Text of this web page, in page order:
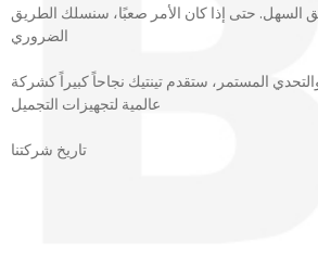
السهل. حتى إذا كان الأمر صعبًا، سنسلك الطريق
الضروري
والتحدي المستمر، ستقدم تينتيك نجاحاً كبيراً كشركة
عالمية لتجهيزات التجميل
تاريخ شركتنا